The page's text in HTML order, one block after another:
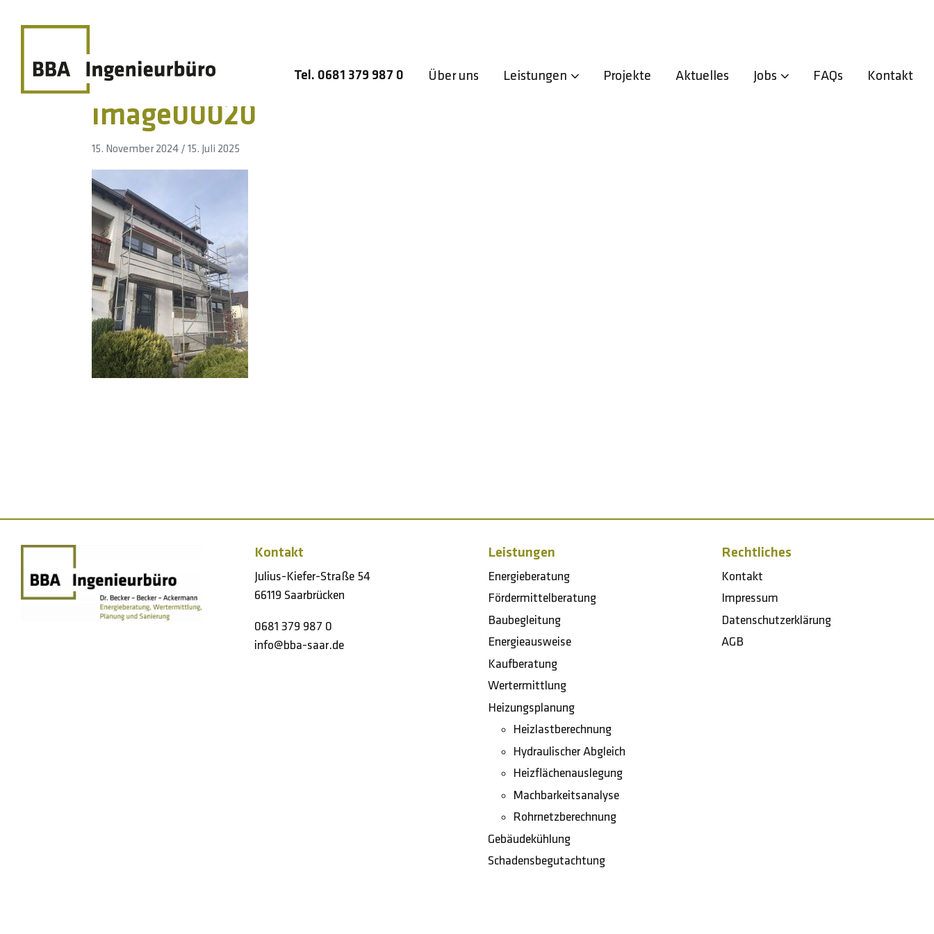
Tel. 0681 379 987 0 Über uns Leistungen Projekte Aktuelles Jobs FAQs Kontakt
image00020
15. November 2024 / 15. Juli 2025
Kontakt
Julius-Kiefer-Straße 54
66119 Saarbrücken
0681 379 987 0
info@bba-saar.de
Leistungen
Energieberatung
Fördermittelberatung
Baubegleitung
Energieausweise
Kaufberatung
Wertermittlung
Heizungsplanung
Heizlastberechnung
Hydraulischer Abgleich
Heizflächenauslegung
Machbarkeitsanalyse
Rohrnetzberechnung
Gebäudekühlung
Schadensbegutachtung
Rechtliches
Kontakt
Impressum
Datenschutzerklärung
AGB